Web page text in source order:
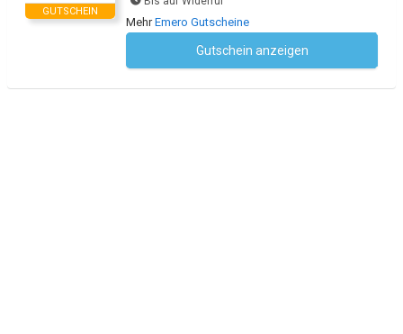
GUTSCHEIN
MehrEmero Gutscheine
Gutschein anzeigen